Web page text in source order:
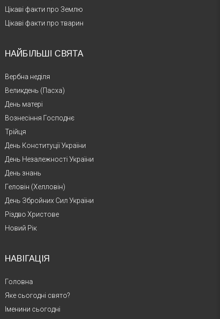
Цікаві факти про Землю
Цікаві факти про тварин
НАЙБІЛЬШІ СВЯТА
Вербна неділя
Великдень (Пасха)
День матері
Вознесіння Господнє
Трійця
День Конституції України
День Незалежності України
День знань
Геловін (Хелловін)
День Збройних Сил України
Різдво Христове
Новий Рік
НАВІГАЦІЯ
Головна
Яке сьогодні свято?
Іменини сьогодні